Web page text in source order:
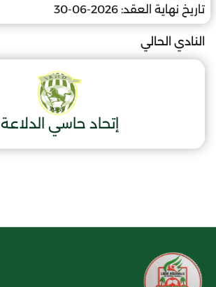
تاريخ نهاية العقد: 2026-06-30
النادي الحالي
إتحاد حاسي الدلاعة